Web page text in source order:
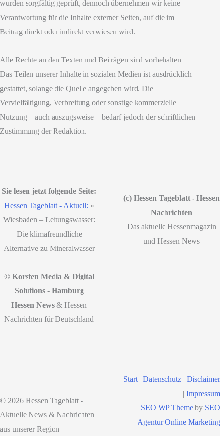
wurden sorgfältig geprüft, dennoch übernehmen wir keine
Verantwortung für die Inhalte externer Seiten, auf die im
Beitrag direkt oder indirekt verwiesen wird.
Alle Rechte an den Texten und Beiträgen sind vorbehalten.
Das Teilen unserer Inhalte in sozialen Medien ist ausdrücklich
gestattet, solange die Quelle angegeben wird. Die
Vervielfältigung, Verbreitung oder sonstige kommerzielle
Nutzung – auch auszugsweise – bedarf jedoch der schriftlichen
Zustimmung der Redaktion.
Sie lesen jetzt folgende Seite:
Hessen Tageblatt - Aktuell: »
Wiesbaden – Leitungswasser:
Die klimafreundliche
Alternative zu Mineralwasser
(c) Hessen Tageblatt - Hessen
Nachrichten
Das aktuelle Hessenmagazin
und Hessen News
© Korsten Media & Digital
Solutions - Hamburg
Hessen News & Hessen
Nachrichten für Deutschland
© 2026 Hessen Tageblatt -
Aktuelle News & Nachrichten
aus unserer Region
Start | Datenschutz | Disclaimer
| Impressum
SEO WP Theme by SEO
Agentur Online Marketing